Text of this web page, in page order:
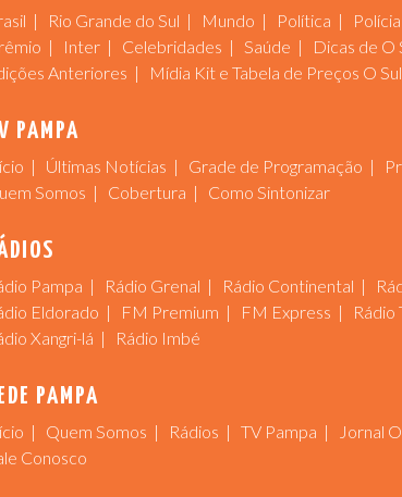
Rio Grande do Sul Mundo Política Polícia
Inter Celebridades Saúde Dicas de O
Anteriores
Mídia Kit e Tabela de Preços O Sul
PAMPA
Últimas Notícias Grade de Programação
Somos
Cobertura Como Sintonizar
Pampa Rádio Grenal Rádio Continental
Eldorado
FM Premium FM Express Rádio
Xangri-lá
Rádio Imbé
PAMPA
Quem Somos Rádios TV Pampa Jornal
Conosco